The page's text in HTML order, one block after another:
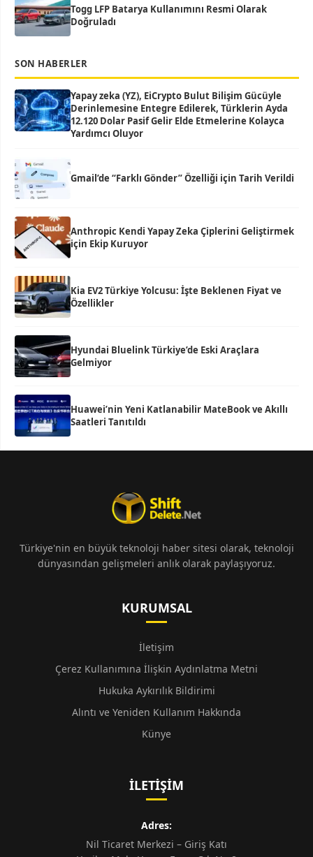
Togg LFP Batarya Kullanımını Resmi Olarak
Doğruladı
SON HABERLER
Yapay zeka (YZ), EiCrypto Bulut Bilişim Gücüyle
Derinlemesine Entegre Edilerek, Türklerin Ayda
12.120 Dolar Pasif Gelir Elde Etmelerine Kolayca
Yardımcı Oluyor
Gmail’de “Farklı Gönder” Özelliği için Tarih Verildi
Anthropic Kendi Yapay Zeka Çiplerini Geliştirmek
için Ekip Kuruyor
Kia EV2 Türkiye Yolcusu: İşte Beklenen Fiyat ve
Özellikler
Hyundai Bluelink Türkiye’de Eski Araçlara
Gelmiyor
Huawei’nin Yeni Katlanabilir MateBook ve Akıllı
Saatleri Tanıtıldı
Türkiye'nin en büyük teknoloji haber sitesi olarak, teknoloji
dünyasından gelişmeleri anlık olarak paylaşıyoruz.
KURUMSAL
İletişim
Çerez Kullanımına İlişkin Aydınlatma Metni
Hukuka Aykırılık Bildirimi
Alıntı ve Yeniden Kullanım Hakkında
Künye
İLETIŞIM
Adres:
Nil Ticaret Merkezi – Giriş Katı